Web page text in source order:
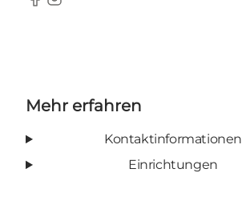
Facebook
Instagram
Mehr erfahren
Kontaktinformationen
Einrichtungen